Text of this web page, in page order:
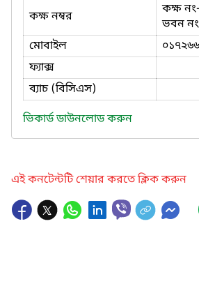
কক্ষ নম্বর
কক্ষ
ভবন
মোবাইল
ফ্যাক্স
ব্যাচ (বিসিএস)
ভিকার্ড ডাউনলোড করুন
এই কনটেন্টটি শেয়ার করতে ক্লিক করুন